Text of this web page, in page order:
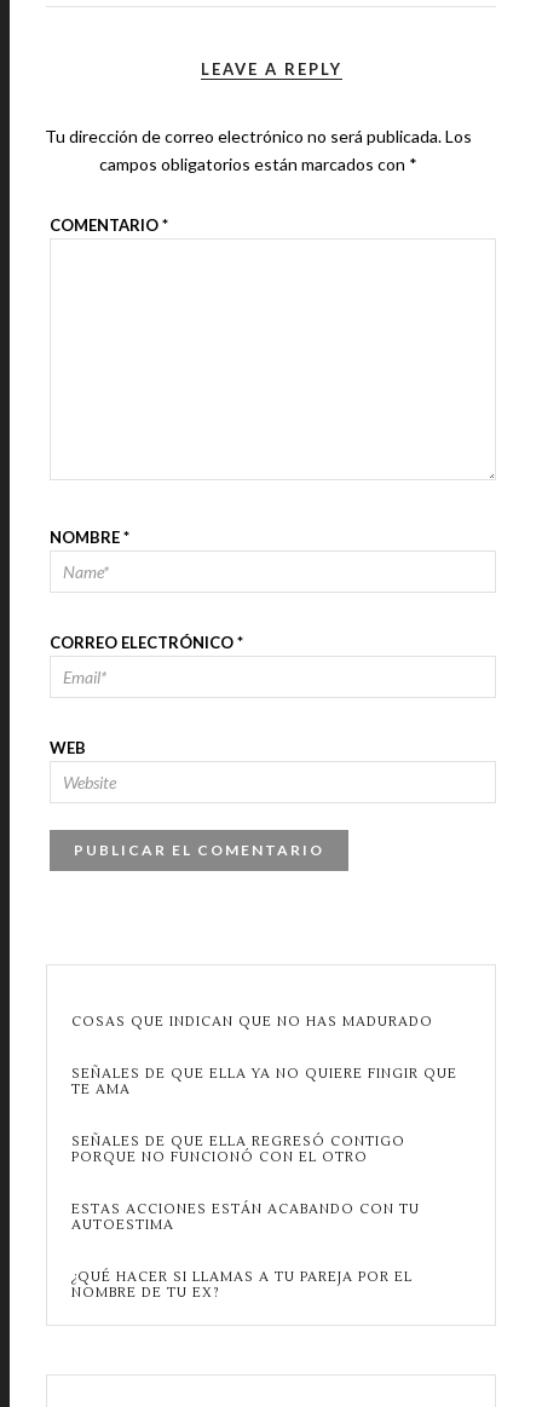
LEAVE A REPLY
Tu dirección de correo electrónico no será publicada.Los
campos obligatorios están marcados con *
COMENTARIO*
NOMBRE*
CORREO ELECTRÓNICO*
WEB
COSAS QUE INDICAN QUE NO HAS MADURADO
SEÑALES DE QUE ELLA YA NO QUIERE FINGIR QUE
TE AMA
SEÑALES DE QUE ELLA REGRESÓ CONTIGO
PORQUE NO FUNCIONÓ CON EL OTRO
ESTAS ACCIONES ESTÁN ACABANDO CON TU
AUTOESTIMA
¿QUÉ HACER SI LLAMAS A TU PAREJA POR EL
NOMBRE DE TU EX?